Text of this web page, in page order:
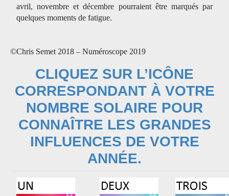
avril, novembre et décembre pourraient être marqués par
quelques moments de fatigue.
©Chris Semet 2018 – Numéroscope 2019
CLIQUEZ SUR L’ICÔNE
CORRESPONDANT À VOTRE
NOMBRE SOLAIRE POUR
CONNAÎTRE LES GRANDES
INFLUENCES DE VOTRE
ANNÉE.